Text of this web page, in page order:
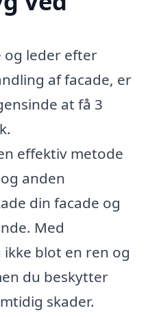
og leder efter
af facade, er
at få 3
effektiv metode
anden
din facade og
Med
blot en ren og
du beskytter
skader.